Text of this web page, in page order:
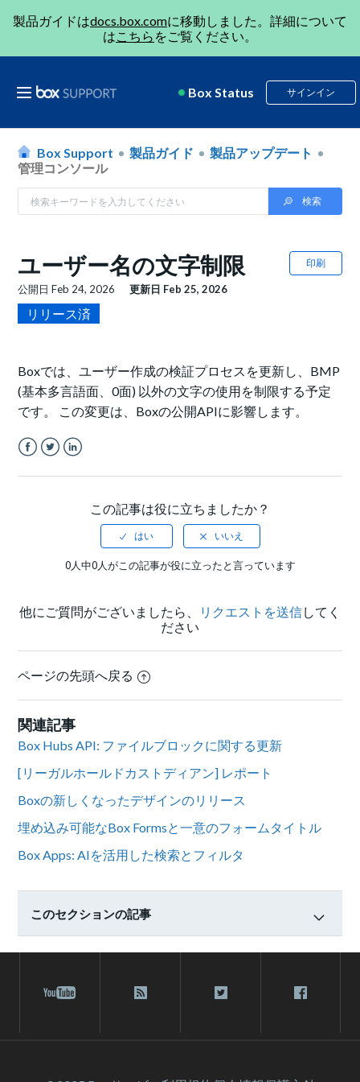
製品ガイドはdocs.box.comに移動しました。詳細について
はこちら をご覧ください。
Box Status サインイン
Box Support 製品ガイド
製品アップデート
管理コンソール
印刷
ユーザー名の文字制限
公開日Feb 24, 2026 更新日 Feb 25, 2026
リリース済
Boxでは、ユーザー作成の検証プロセスを更新し、BMP
(基本多言語面、0面) 以外の文字の使用を制限する予定
です。 この変更は、Boxの公開APIに影響します。
この記事は役に立ちましたか？
0人中0人がこの記事が役に立ったと言っています
他にご質問がございましたら、 リクエストを送信してく
ださい
ページの先頭へ戻る
関連記事
Box Hubs API: ファイルブロックに関する更新
[リーガルホールドカストディアン] レポート
Boxの新しくなったデザインのリリース
埋め込み可能なBox Formsと一意のフォームタイトル
Box Apps: AIを活用した検索とフィルタ
このセクションの記事